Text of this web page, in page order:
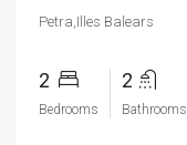
Petra,Illes Balears
2
Bedrooms
2
Bathrooms